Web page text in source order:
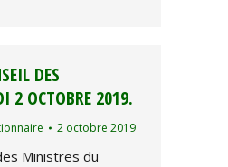
DES
2 OCTOBRE 2019.
2 octobre 2019
Ministres du